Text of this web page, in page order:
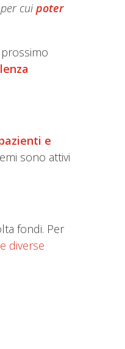
cuipoter
e
sono attivi
fondi. Per
diverse